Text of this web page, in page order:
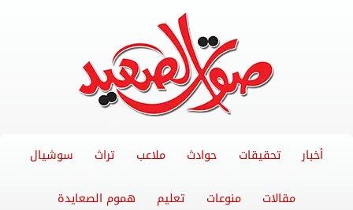
أخبار تحقيقات حوادث ملاعب تراث سوشيال
مقالات منوعات تعليم هموم الصعايدة